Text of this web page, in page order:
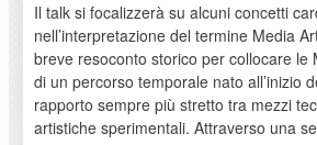
Il talk si focalizzerà su alcuni concetti
nell’interpretazione del termine Media
breve resoconto storico per collocare le
di un percorso temporale nato all’inizio
rapporto sempre più stretto tra mezzi
artistiche sperimentali. Attraverso una